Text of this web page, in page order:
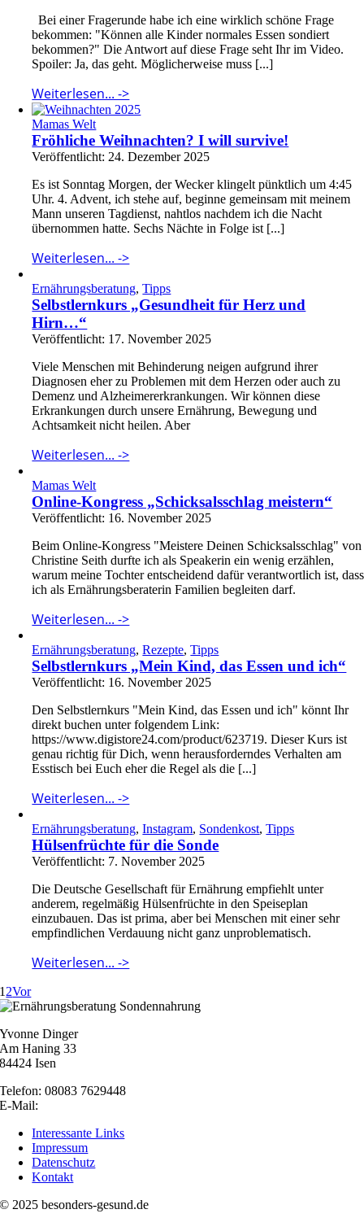
Bei einer Fragerunde habe ich eine wirklich schöne Frage
bekommen: "Können alle Kinder normales Essen sondiert
bekommen?" Die Antwort auf diese Frage seht Ihr im Video.
Spoiler: Ja, das geht. Möglicherweise muss [...]
Weiterlesen... ->
Mamas Welt
Fröhliche Weihnachten? I will survive!
Veröffentlicht: 24. Dezember 2025
Es ist Sonntag Morgen, der Wecker klingelt pünktlich um 4:45
Uhr. 4. Advent, ich stehe auf, beginne gemeinsam mit meinem
Mann unseren Tagdienst, nahtlos nachdem ich die Nacht
übernommen hatte. Sechs Nächte in Folge ist [...]
Weiterlesen... ->
Ernährungsberatung,Tipps
Selbstlernkurs „Gesundheit für Herz und
Hirn…“
Veröffentlicht: 17. November 2025
Viele Menschen mit Behinderung neigen aufgrund ihrer
Diagnosen eher zu Problemen mit dem Herzen oder auch zu
Demenz und Alzheimererkrankungen. Wir können diese
Erkrankungen durch unsere Ernährung, Bewegung und
Achtsamkeit nicht heilen. Aber
Weiterlesen... ->
Mamas Welt
Online-Kongress „Schicksalsschlag meistern“
Veröffentlicht: 16. November 2025
Beim Online-Kongress "Meistere Deinen Schicksalsschlag" von
Christine Seith durfte ich als Speakerin ein wenig erzählen,
warum meine Tochter entscheidend dafür verantwortlich ist, dass
ich als Ernährungsberaterin Familien begleiten darf.
Weiterlesen... ->
Ernährungsberatung,Rezepte,Tipps
Selbstlernkurs „Mein Kind, das Essen und ich“
Veröffentlicht: 16. November 2025
Den Selbstlernkurs "Mein Kind, das Essen und ich" könnt Ihr
direkt buchen unter folgendem Link:
https://www.digistore24.com/product/623719. Dieser Kurs ist
genau richtig für Dich, wenn herausforderndes Verhalten am
Esstisch bei Euch eher die Regel als die [...]
Weiterlesen... ->
Ernährungsberatung,Instagram, Sondenkost,Tipps
Hülsenfrüchte für die Sonde
Veröffentlicht: 7. November 2025
Die Deutsche Gesellschaft für Ernährung empfiehlt unter
anderem, regelmäßig Hülsenfrüchte in den Speiseplan
einzubauen. Das ist prima, aber bei Menschen mit einer sehr
empfindlichen Verdauung nicht ganz unproblematisch.
Weiterlesen... ->
1 2Vor
Yvonne Dinger
Am Haning 33
84424 Isen
Telefon: 08083 7629448
E-Mail:
Interessante Links
Impressum
Datenschutz
Kontakt
© 2025 besonders-gesund.de